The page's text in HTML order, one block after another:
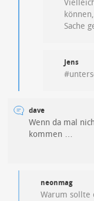
Sache
Jens
dave
Wenn da mal
kommen …
neonmag
Warum sollte